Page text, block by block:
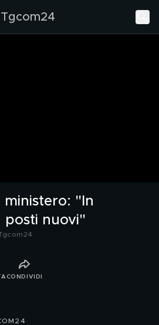
Tgcom24
ministero: "In
posti nuovi"
CONDIVIDI